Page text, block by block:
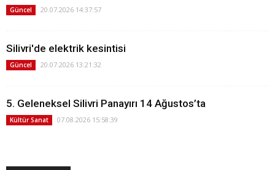
Güncel 20.07.2026 14:37:57
Silivri'de elektrik kesintisi
Güncel 20.07.2026 13:21:32
5. Geleneksel Silivri Panayırı 14 Ağustos’ta
Kültür Sanat 07.08.2026 15:58:39